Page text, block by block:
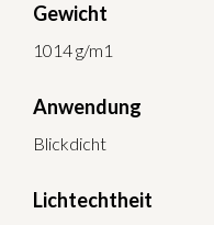
Gewicht
1014 g/m1
Anwendung
Blickdicht
Lichtechtheit